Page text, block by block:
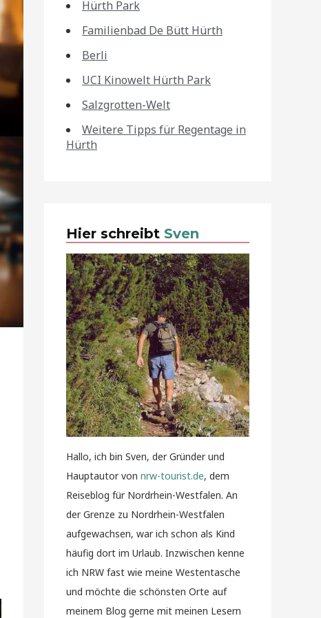
Hürth Park
Familienbad De Bütt Hürth
Berli
UCI Kinowelt Hürth Park
Salzgrotten-Welt
Weitere Tipps für Regentage in
Hürth
Hier schreibt Sven
Hallo, ich bin Sven, der Gründer und
Hauptautor von nrw-tourist.de, dem
Reiseblog für Nordrhein-Westfalen. An
der Grenze zu Nordrhein-Westfalen
aufgewachsen, war ich schon als Kind
häufig dort im Urlaub. Inzwischen kenne
ich NRW fast wie meine Westentasche
und möchte die schönsten Orte auf
meinem Blog gerne mit meinen Lesern